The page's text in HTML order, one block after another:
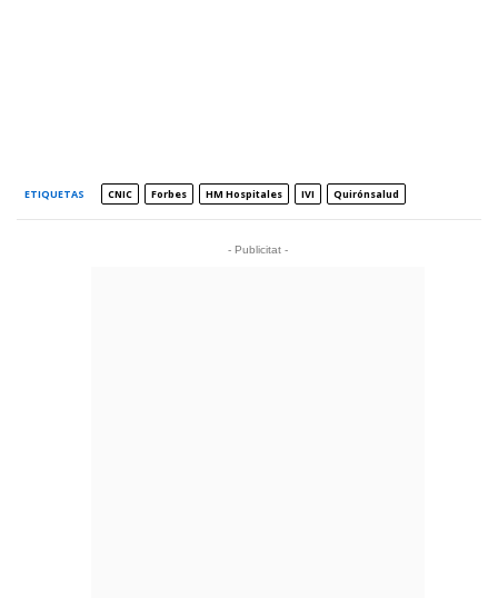
ETIQUETAS CNIC Forbes HM Hospitales IVI Quirónsalud
- Publicitat -